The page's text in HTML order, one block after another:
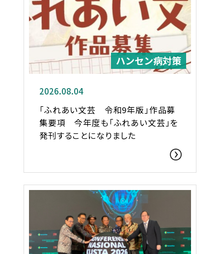
ハンセン病対策
2026.08.04
「ふれあい文芸 令和9年版」作品募
集要項 今年度も「ふれあい文芸」を
発刊することになりました